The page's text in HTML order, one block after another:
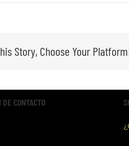
Story, Choose Your
DE CONTACTO